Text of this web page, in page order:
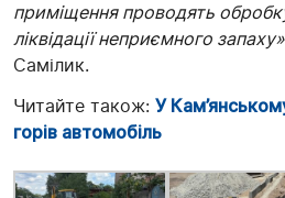
приміщення проводять
ліквідації неприємного запаху»
Самілик.
Читайте також: У
горів автомобіль